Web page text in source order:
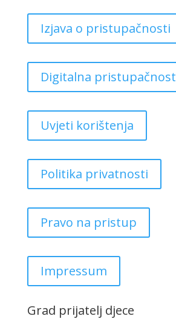
Izjava o pristupačnosti
Digitalna pristupačnost
Uvjeti korištenja
Politika privatnosti
Pravo na pristup
Impressum
Grad prijatelj djece